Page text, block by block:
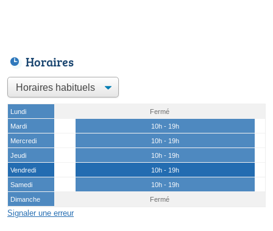
Horaires
Lundi
Fermé
Mardi
10h - 19h
Mercredi
10h - 19h
Jeudi
10h - 19h
Vendredi
10h - 19h
Samedi
10h - 19h
Dimanche
Fermé
Signaler une erreur